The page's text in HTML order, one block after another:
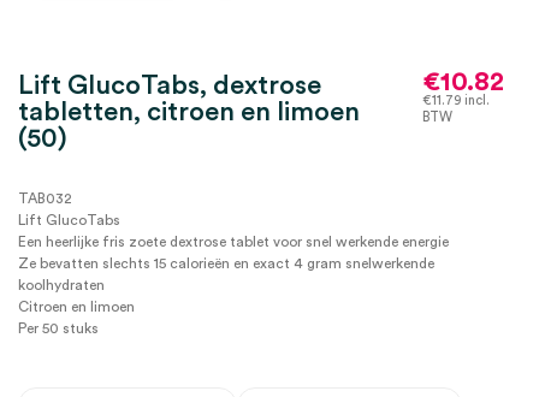
Lift GlucoTabs, dextrose
tabletten, citroen en limoen
(50)
€10.82
€11.79 incl.
BTW
TAB032
Lift GlucoTabs
Een heerlijke fris zoete dextrose tablet voor snel werkende energie
Ze bevatten slechts 15 calorieën en exact 4 gram snelwerkende
koolhydraten
Citroen en limoen
Per 50 stuks